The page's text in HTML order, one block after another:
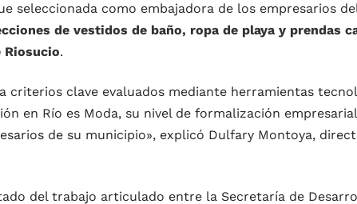
seleccionada como embajadora de los empresarios
de vestidos de baño, ropa de playa y prendas
Riosucio.
criterios clave evaluados mediante herramientas
en Río es Moda, su nivel de formalización
de su municipio», explicó Dulfary Montoya,
del trabajo articulado entre la Secretaría de